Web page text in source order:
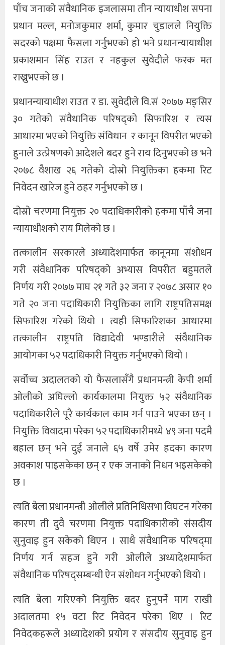
पाँच जनाको संवैधानिक इजलासमा तीन न्यायाधीश सपना
प्रधान मल्ल, मनोजकुमार शर्मा, कुमार चुडालले नियुक्ति
सदरको पक्षमा फैसला गर्नुभएको हो भने प्रधानन्यायाधीश
प्रकाशमान सिंह राउत र नहकुल सुवेदीले फरक मत
राख्नुभएको छ ।
प्रधानन्यायाधीश राउत र डा. सुवेदीले वि.सं २०७७ मङ्सिर
३० गतेको संवैधानिक परिषद्को सिफारिश र त्यस
आधारमा भएको नियुक्ति संविधान र कानून विपरीत भएको
हुनाले उत्प्रेषणको आदेशले बदर हुने राय दिनुभएको छ भने
२०७८ वैशाख २६ गतेको दोस्रो नियुक्तिका हकमा रिट
निवेदन खारेज हुने ठहर गर्नुभएको छ ।
दोस्रो चरणमा नियुक्त २० पदाधिकारीको हकमा पाँचै जना
न्यायाधीशको राय मिलेको छ ।
तत्कालीन सरकारले अध्यादेशमार्फत कानूनमा संशोधन
गरी संवैधानिक परिषद्को अभ्यास विपरीत बहुमतले
निर्णय गरी २०७७ माघ २१ गते ३२ जना र २०७८ असार १०
गते २० जना पदाधिकारी नियुक्तिका लागि राष्ट्रपतिसमक्ष
सिफारिश गरेको थियो । त्यही सिफारिशका आधारमा
तत्कालीन राष्ट्रपति विद्यादेवी भण्डारीले संवैधानिक
आयोगका ५२ पदाधिकारी नियुक्त गर्नुभएको थियो ।
सर्वोच्च अदालतको यो फैसलासँगै प्रधानमन्त्री केपी शर्मा
ओलीको अघिल्लो कार्यकालमा नियुक्त ५२ संवैधानिक
पदाधिकारीले पूरै कार्यकाल काम गर्न पाउने भएका छन् ।
नियुक्ति विवादमा परेका ५२ पदाधिकारीमध्ये ४९ जना पदमै
बहाल छन् भने दुई जनाले ६५ वर्षे उमेर हदका कारण
अवकाश पाइसकेका छन् र एक जनाको निधन भइसकेको
छ ।
त्यति बेला प्रधानमन्त्री ओलीले प्रतिनिधिसभा विघटन गरेका
कारण ती दुवै चरणमा नियुक्त पदाधिकारीको संसदीय
सुनुवाइ हुन सकेको थिएन । साथै संवैधानिक परिषद्‍मा
निर्णय गर्न सहज हुने गरी ओलीले अध्यादेशमार्फत
संवैधानिक परिषद्सम्बन्धी ऐन संशोधन गर्नुभएको थियो ।
त्यति बेला गरिएको नियुक्ति बदर हुनुपर्ने माग राखी
अदालतमा १५ वटा रिट निवेदन परेका थिए । रिट
निवेदकहरूले अध्यादेशको प्रयोग र संसदीय सुनुवाइ हुन